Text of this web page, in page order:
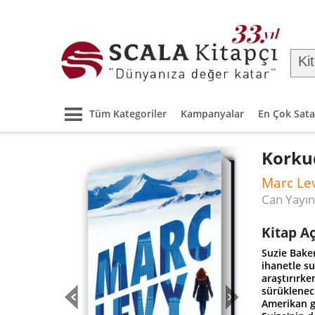
Tüm Kategoriler Kampanyalar En Çok
Marc
Can
Kitap
Suzie
ihanetle
Amerikan